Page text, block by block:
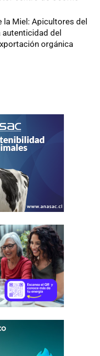
la Miel: Apicultores del
del
orgánica